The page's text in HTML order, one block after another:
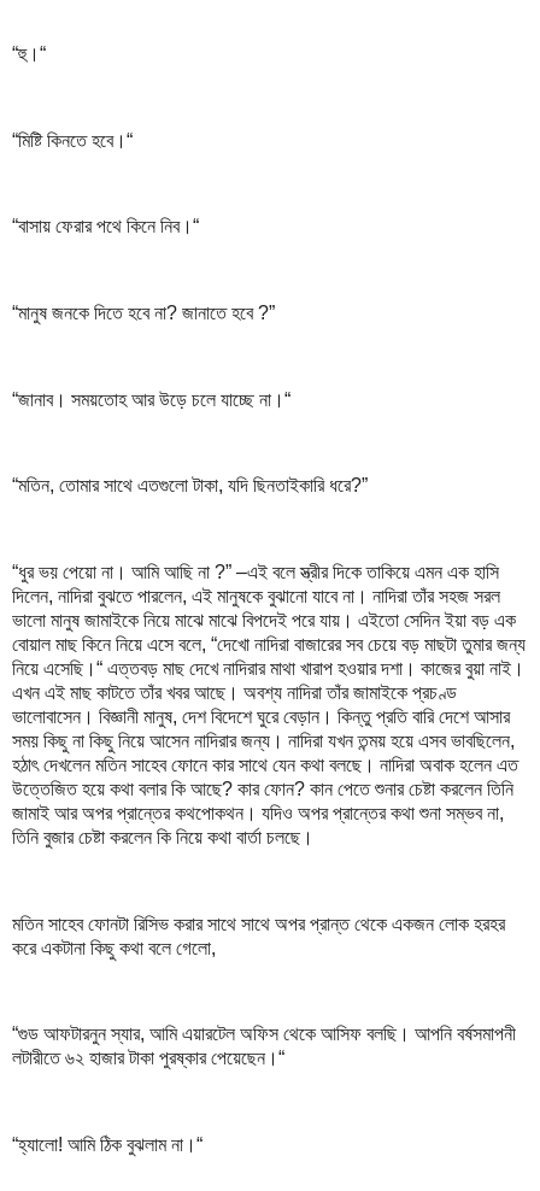
“হু।“
“মিষ্টি কিনতে হবে।“
“বাসায় ফেরার পথে কিনে নিব।“
“মানুষ জনকে দিতে হবে না? জানাতে হবে ?”
“জানাব। সময়তোহ আর উড়ে চলে যাচ্ছে না।“
“মতিন, তোমার সাথে এতগুলো টাকা, যদি ছিনতাইকারি ধরে?”
“ধুর ভয় পেয়ো না। আমি আছি না ?” –এই বলে স্ত্রীর দিকে তাকিয়ে এমন এক হাসি
দিলেন, নাদিরা বুঝতে পারলেন, এই মানুষকে বুঝানো যাবে না। নাদিরা তাঁর সহজ সরল
ভালো মানুষ জামাইকে নিয়ে মাঝে মাঝে বিপদেই পরে যায়। এইতো সেদিন ইয়া বড় এক
বোয়াল মাছ কিনে নিয়ে এসে বলে, “দেখো নাদিরা বাজারের সব চেয়ে বড় মাছটা তুমার জন্য
নিয়ে এসেছি।“ এত্তবড় মাছ দেখে নাদিরার মাথা খারাপ হওয়ার দশা। কাজের বুয়া নাই।
এখন এই মাছ কাটতে তাঁর খবর আছে। অবশ্য নাদিরা তাঁর জামাইকে প্রচণ্ড
ভালোবাসেন। বিজ্ঞানী মানুষ, দেশ বিদেশে ঘুরে বেড়ান। কিন্তু প্রতি বারি দেশে আসার
সময় কিছু না কিছু নিয়ে আসেন নাদিরার জন্য। নাদিরা যখন তন্ময় হয়ে এসব ভাবছিলেন,
হঠাৎ দেখলেন মতিন সাহেব ফোনে কার সাথে যেন কথা বলছে। নাদিরা অবাক হলেন এত
উত্তেজিত হয়ে কথা বলার কি আছে? কার ফোন? কান পেতে শুনার চেষ্টা করলেন তিনি
জামাই আর অপর প্রান্তের কথপোকথন। যদিও অপর প্রান্তের কথা শুনা সম্ভব না,
তিনি বুজার চেষ্টা করলেন কি নিয়ে কথা বার্তা চলছে।
মতিন সাহেব ফোনটা রিসিভ করার সাথে সাথে অপর প্রান্ত থেকে একজন লোক হরহর
করে একটানা কিছু কথা বলে গেলো,
“গুড আফটারনুন স্যার, আমি এয়ারটেল অফিস থেকে আসিফ বলছি। আপনি বর্ষসমাপনী
লটারীতে ৬২ হাজার টাকা পুরষ্কার পেয়েছেন।“
“হ্যালো! আমি ঠিক বুঝলাম না।“